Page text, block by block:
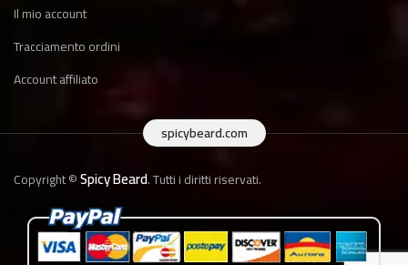
Il mio account
Tracciamento ordini
Account affiliato
spicybeard.com
Copyright ©Spicy Beard. Tutti i diritti riservati.